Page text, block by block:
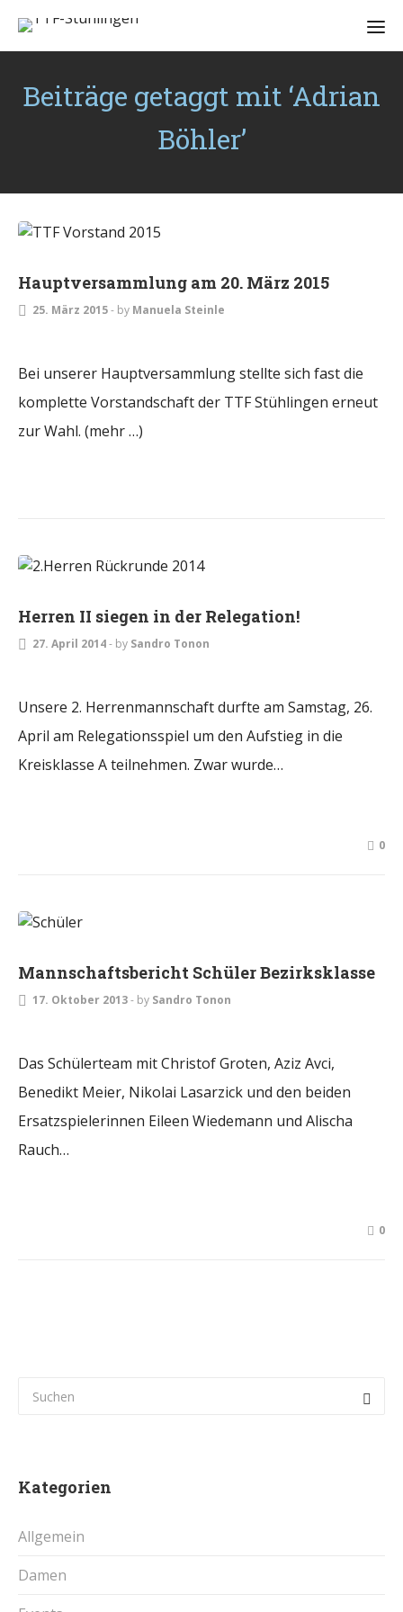
Beiträge getaggt mit ‘Adrian
Böhler’
Hauptversammlung am 20. März 2015
25. März 2015- by Manuela Steinle
Bei unserer Hauptversammlung stellte sich fast die
komplette Vorstandschaft der TTF Stühlingen erneut
zur Wahl. (mehr …)
Herren II siegen in der Relegation!
27. April 2014- by Sandro Tonon
Unsere 2. Herrenmannschaft durfte am Samstag, 26.
April am Relegationsspiel um den Aufstieg in die
Kreisklasse A teilnehmen. Zwar wurde…
0
Mannschaftsbericht Schüler Bezirksklasse
17. Oktober 2013- by Sandro Tonon
Das Schülerteam mit Christof Groten, Aziz Avci,
Benedikt Meier, Nikolai Lasarzick und den beiden
Ersatzspielerinnen Eileen Wiedemann und Alischa
Rauch…
0
Kategorien
Allgemein
Damen